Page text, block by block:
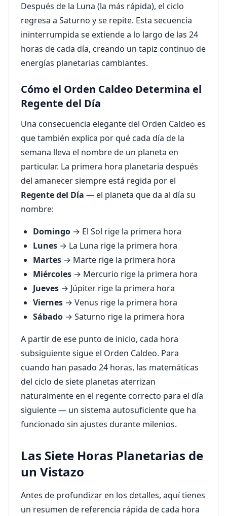
Después de la Luna (la más rápida), el ciclo
regresa a Saturno y se repite. Esta secuencia
ininterrumpida se extiende a lo largo de las 24
horas de cada día, creando un tapiz continuo de
energías planetarias cambiantes.
Cómo el Orden Caldeo Determina el
Regente del Día
Una consecuencia elegante del Orden Caldeo es
que también explica por qué cada día de la
semana lleva el nombre de un planeta en
particular. La primera hora planetaria después
del amanecer siempre está regida por el
Regente del Día — el planeta que da al día su
nombre:
Domingo → El Sol rige la primera hora
Lunes → La Luna rige la primera hora
Martes → Marte rige la primera hora
Miércoles → Mercurio rige la primera hora
Jueves → Júpiter rige la primera hora
Viernes → Venus rige la primera hora
Sábado → Saturno rige la primera hora
A partir de ese punto de inicio, cada hora
subsiguiente sigue el Orden Caldeo. Para
cuando han pasado 24 horas, las matemáticas
del ciclo de siete planetas aterrizan
naturalmente en el regente correcto para el día
siguiente — un sistema autosuficiente que ha
funcionado sin ajustes durante milenios.
Las Siete Horas Planetarias de
un Vistazo
Antes de profundizar en los detalles, aquí tienes
un resumen de referencia rápida de cada hora